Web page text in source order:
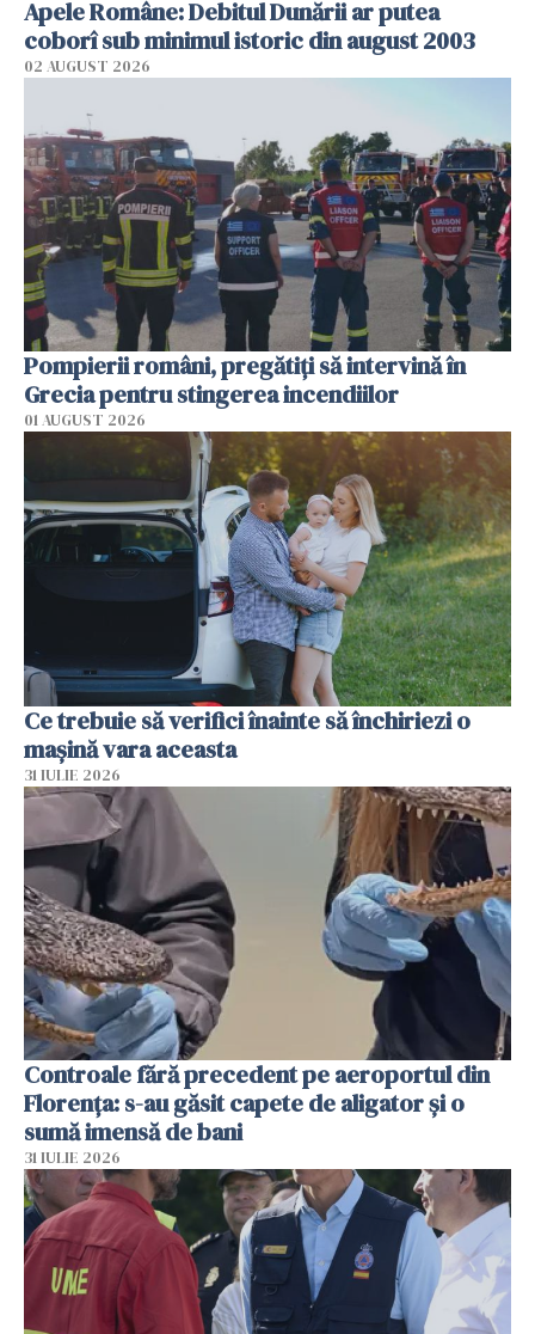
Apele Române: Debitul Dunării ar putea
coborî sub minimul istoric din august 2003
02 AUGUST 2026
Pompierii români, pregătiţi să intervină în
Grecia pentru stingerea incendiilor
01 AUGUST 2026
Ce trebuie să verifici înainte să închiriezi o
mașină vara aceasta
31 IULIE 2026
Controale fără precedent pe aeroportul din
Florența: s-au găsit capete de aligator și o
sumă imensă de bani
31 IULIE 2026